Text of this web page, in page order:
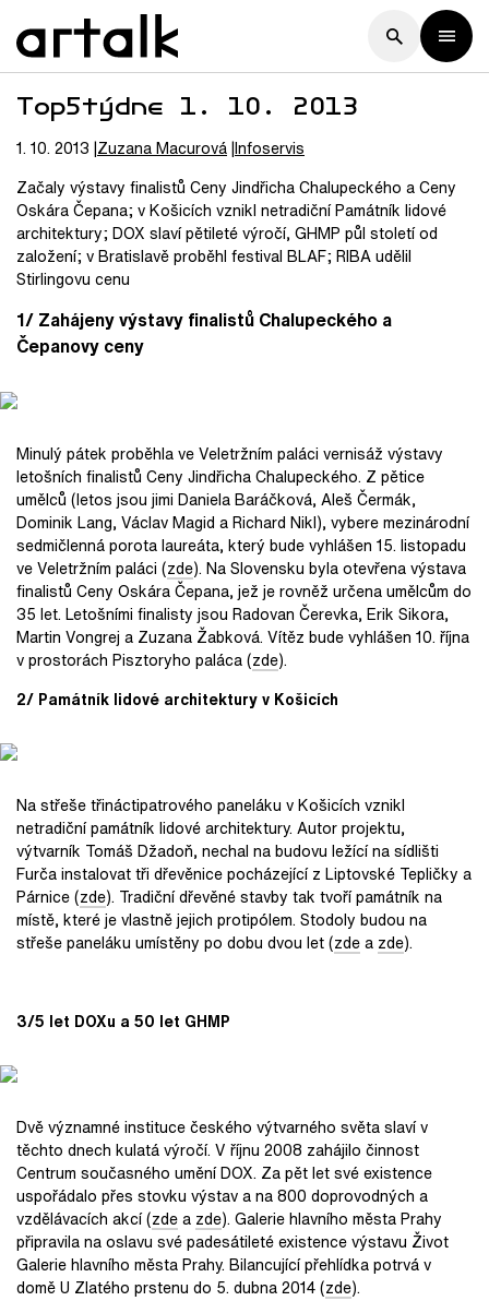
Top5týdne 1. 10. 2013
1. 10. 2013 ZuzanaMacurová Infoservis
Začaly výstavy finalistů Ceny Jindřicha Chalupeckého a Ceny
Oskára Čepana; v Košicích vznikl netradiční Památník lidové
architektury; DOX slaví pětileté výročí, GHMP půl století od
založení; v Bratislavě proběhl festival BLAF; RIBA udělil
Stirlingovu cenu
1/ Zahájeny výstavy finalistů Chalupeckého a
Čepanovy ceny
Minulý pátek proběhla ve Veletržním paláci vernisáž výstavy
letošních finalistů Ceny Jindřicha Chalupeckého. Z pětice
umělců (letos jsou jimi Daniela Baráčková, Aleš Čermák,
Dominik Lang, Václav Magid a Richard Nikl), vybere mezinárodní
sedmičlenná porota laureáta, který bude vyhlášen 15. listopadu
ve Veletržním paláci (zde). Na Slovensku byla otevřena výstava
finalistů Ceny Oskára Čepana, jež je rovněž určena umělcům do
35 let. Letošními finalisty jsou Radovan Čerevka, Erik Sikora,
Martin Vongrej a Zuzana Žabková. Vítěz bude vyhlášen 10. října
v prostorách Pisztoryho paláca (zde).
2/ Památník lidové architektury v Košicích
Na střeše třináctipatrového paneláku v Košicích vznikl
netradiční památník lidové architektury. Autor projektu,
výtvarník Tomáš Džadoň, nechal na budovu ležící na sídlišti
Furča instalovat tři dřevěnice pocházející z Liptovské Tepličky a
Párnice (zde). Tradiční dřevěné stavby tak tvoří památník na
místě, které je vlastně jejich protipólem. Stodoly budou na
střeše paneláku umístěny po dobu dvou let (zdea zde).
3/5 let DOXu a 50 let GHMP
Dvě významné instituce českého výtvarného světa slaví v
těchto dnech kulatá výročí. V říjnu 2008 zahájilo činnost
Centrum současného umění DOX. Za pět let své existence
uspořádalo přes stovku výstav a na 800 doprovodných a
vzdělávacích akcí (zdea zde). Galerie hlavního města Prahy
připravila na oslavu své padesátileté existence výstavu Život
Galerie hlavního města Prahy. Bilancující přehlídka potrvá v
domě U Zlatého prstenu do 5. dubna 2014 (zde).